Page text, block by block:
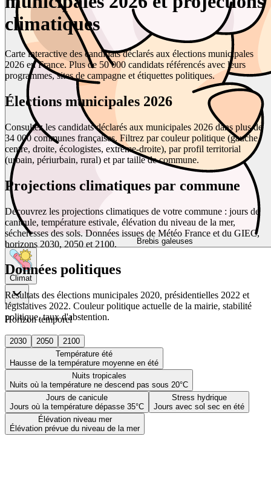
Brebis galeuses
Climat
Horizon temporel
2030 2050
2100
Température été
Hausse de la température moyenne en été
Nuits tropicales
Nuits où la température ne descend pas sous 20°C
Jours de canicule
Jours où la température dépasse 35°C
Stress hydrique
Jours avec sol sec en été
Élévation niveau mer
Élévation prévue du niveau de la mer
climatiques
Carte interactive des candidats déclarés aux élections municipales
2026 en France. Plus de 50 000 candidats référencés avec leurs
programmes, sites de campagne et étiquettes politiques.
Élections municipales 2026
Consultez les candidats déclarés aux municipales 2026 dans plus de
34 000 communes françaises. Filtrez par couleur politique (gauche,
centre, droite, écologistes, extrême-droite), par profil territorial
(urbain, périurbain, rural) et par taille de commune.
Projections climatiques par commune
Découvrez les projections climatiques de votre commune : jours de
canicule, température estivale, élévation du niveau de la mer,
sécheresses des sols. Données issues de Météo France et du GIEC,
horizons 2030, 2050 et 2100.
Données politiques
Résultats des élections municipales 2020, présidentielles 2022 et
législatives 2022. Couleur politique actuelle de la mairie, stabilité
politique, taux d'abstention.